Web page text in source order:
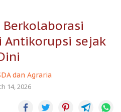
Antikorupsi sejak
dan Agraria
14, 2026